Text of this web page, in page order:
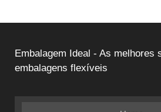
Embalagem Ideal - As melhores
embalagens flexíveis